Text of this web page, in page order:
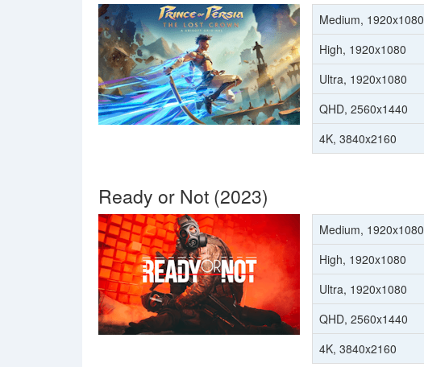
Medium, 1920x1080
High, 1920x1080
Ultra, 1920x1080
QHD, 2560x1440
4K, 3840x2160
Ready or Not (2023)
Medium, 1920x1080
High, 1920x1080
Ultra, 1920x1080
QHD, 2560x1440
4K, 3840x2160